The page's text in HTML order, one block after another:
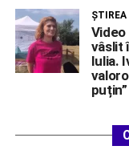
ŞTIREA
Video
vâslit
Iulia.
puțin”